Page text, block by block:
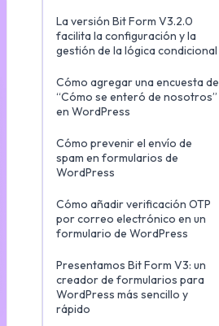
La versión Bit Form V3.2.0
facilita la configuración y la
gestión de la lógica condicional
Cómo agregar una encuesta de
“Cómo se enteró de nosotros”
en WordPress
Cómo prevenir el envío de
spam en formularios de
WordPress
Cómo añadir verificación OTP
por correo electrónico en un
formulario de WordPress
Presentamos Bit Form V3: un
creador de formularios para
WordPress más sencillo y
rápido